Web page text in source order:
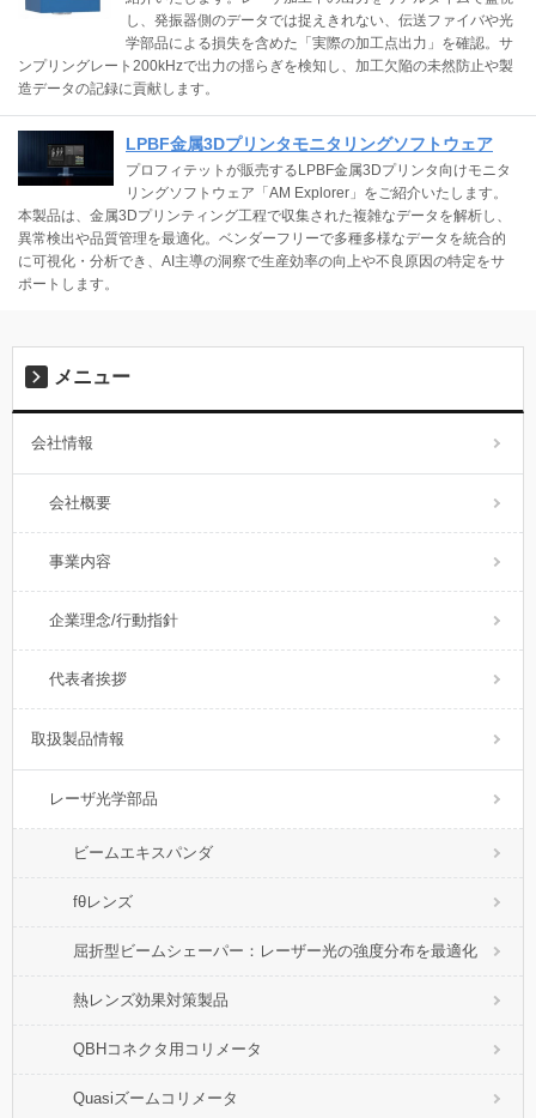
し、発振器側のデータでは捉えきれない、伝送ファイバや光
学部品による損失を含めた「実際の加工点出力」を確認。サ
ンプリングレート200kHzで出力の揺らぎを検知し、加工欠陥の未然防止や製
造データの記録に貢献します。
LPBF金属3Dプリンタモニタリングソフトウェア
プロフィテットが販売するLPBF金属3Dプリンタ向けモニタ
リングソフトウェア「AM Explorer」をご紹介いたします。
本製品は、金属3Dプリンティング工程で収集された複雑なデータを解析し、
異常検出や品質管理を最適化。ベンダーフリーで多種多様なデータを統合的
に可視化・分析でき、AI主導の洞察で生産効率の向上や不良原因の特定をサ
ポートします。
メニュー
会社情報
会社概要
事業内容
企業理念/行動指針
代表者挨拶
取扱製品情報
レーザ光学部品
ビームエキスパンダ
fθレンズ
屈折型ビームシェーパー：レーザー光の強度分布を最適化
熱レンズ効果対策製品
QBHコネクタ用コリメータ
Quasiズームコリメータ